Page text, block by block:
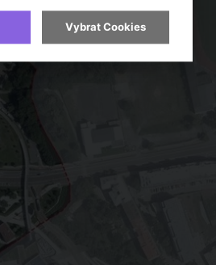
Vybrat Cookies